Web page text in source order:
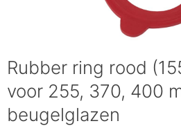
Rubber ring rood
voor 255, 370, 400
beugelglazen